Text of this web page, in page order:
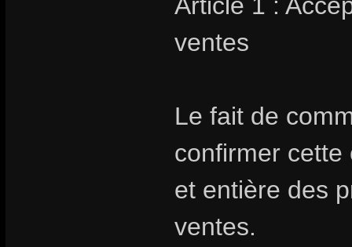
ventes
Le fait de
confirmer cette
et entière des
ventes.